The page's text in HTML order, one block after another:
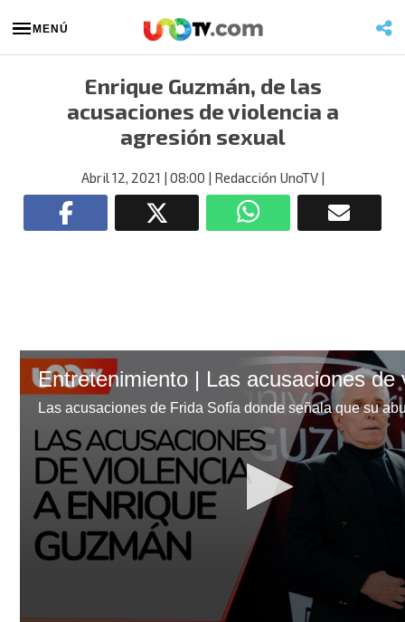
MENÚ
Enrique Guzmán, de las
acusaciones de violencia a
agresión sexual
Abril 12, 2021 | 08:00 | Redacción UnoTV|